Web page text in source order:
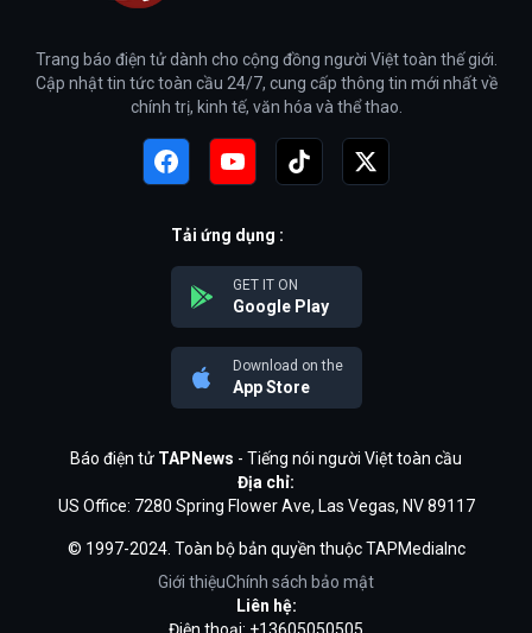
Trang báo điện tử dành cho cộng đồng người Việt toàn thế giới.
Cập nhật tin tức toàn cầu 24/7, cung cấp thông tin mới nhất về
chính trị, kinh tế, văn hóa và thể thao.
Tải ứng dụng :
GET IT ON
Google Play
Download on the
App Store
Báo điện tử TAPNews - Tiếng nói người Việt toàn cầu
Địa chỉ:
US Office: 7280 Spring Flower Ave, Las Vegas, NV 89117
© 1997-2024. Toàn bộ bản quyền thuộc TAPMediaInc
Giới thiệuChính sách bảo mật
Liên hệ: